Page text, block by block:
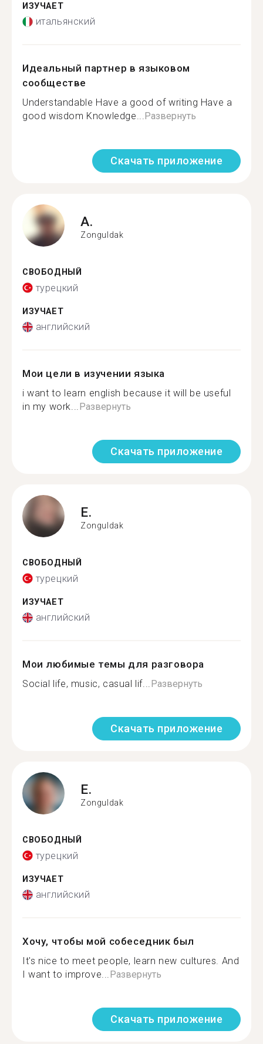
ИЗУЧАЕТ
итальянский
Идеальный партнер в языковом
сообществе
Understandable Have a good of writing Have a
good wisdom Knowledge...Развернуть
Скачать приложение
A.
Zonguldak
СВОБОДНЫЙ
турецкий
ИЗУЧАЕТ
английский
Мои цели в изучении языка
i want to learn english because it will be useful
in my work...Развернуть
Скачать приложение
E.
Zonguldak
СВОБОДНЫЙ
турецкий
ИЗУЧАЕТ
английский
Мои любимые темы для разговора
Social life, music, casual lif...Развернуть
Скачать приложение
E.
Zonguldak
СВОБОДНЫЙ
турецкий
ИЗУЧАЕТ
английский
Хочу, чтобы мой собеседник был
It's nice to meet people, learn new cultures. And
I want to improve...Развернуть
Скачать приложение